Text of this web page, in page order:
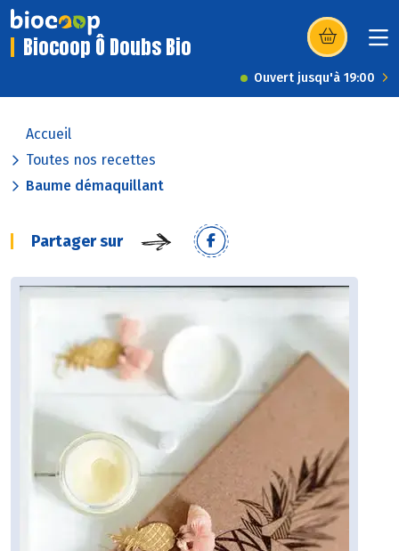
Biocoop Ô Doubs Bio (s’ouvre dans
Ouvert jusqu'à 19:00
Accueil
Toutes nos recettes
Baume démaquillant
Partager sur